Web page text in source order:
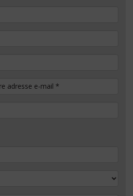
adresse e-mail